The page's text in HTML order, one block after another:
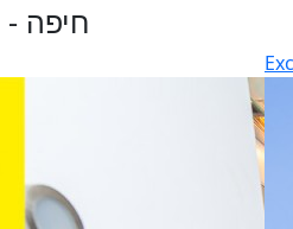
More Properties - חיפה